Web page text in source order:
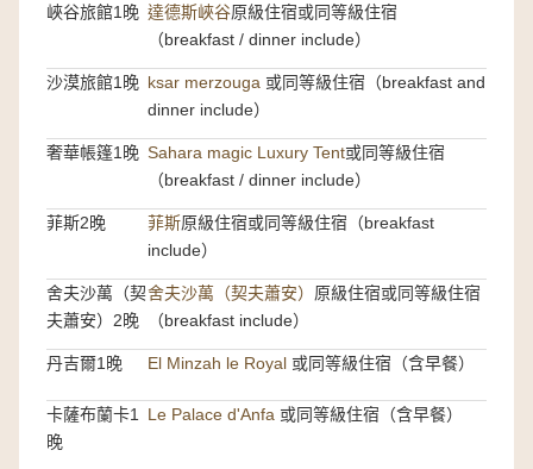
峽谷旅館1晚 達德斯峽谷原級住宿或同等級住宿
（breakfast / dinner include）
沙漠旅館1晚 ksar merzouga 或同等級住宿（breakfast and
dinner include）
奢華帳篷1晚 Sahara magic Luxury Tent或同等級住宿
（breakfast / dinner include）
菲斯2晚 菲斯原級住宿或同等級住宿（breakfast
include）
舍夫沙萬（契
夫蕭安）2晚
舍夫沙萬（契夫蕭安） 原級住宿或同等級住宿
（breakfast include）
丹吉爾1晚 El Minzah le Royal 或同等級住宿（含早餐）
卡薩布蘭卡1
晚
Le Palace d'Anfa 或同等級住宿（含早餐）